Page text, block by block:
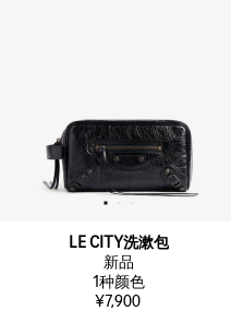
LE CITY洗漱包
新品
1种颜色
¥7,900